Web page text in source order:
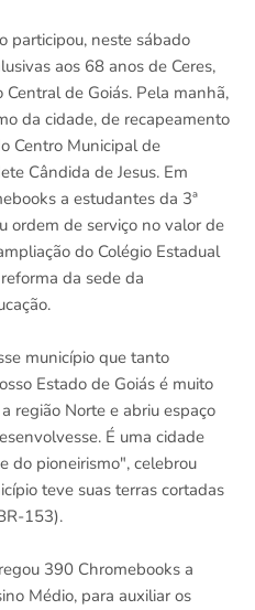
participou, neste sábado
aos 68 anos de Ceres,
de Goiás. Pela manhã,
da cidade, de recapeamento
Centro Municipal de
Cândida de Jesus. Em
a estudantes da 3ª
ordem de serviço no valor de
do Colégio Estadual
da sede da
município que tanto
Estado de Goiás é muito
região Norte e abriu espaço
É uma cidade
do pioneirismo", celebrou
teve suas terras cortadas
153).
390 Chromebooks a
Médio, para auxiliar os